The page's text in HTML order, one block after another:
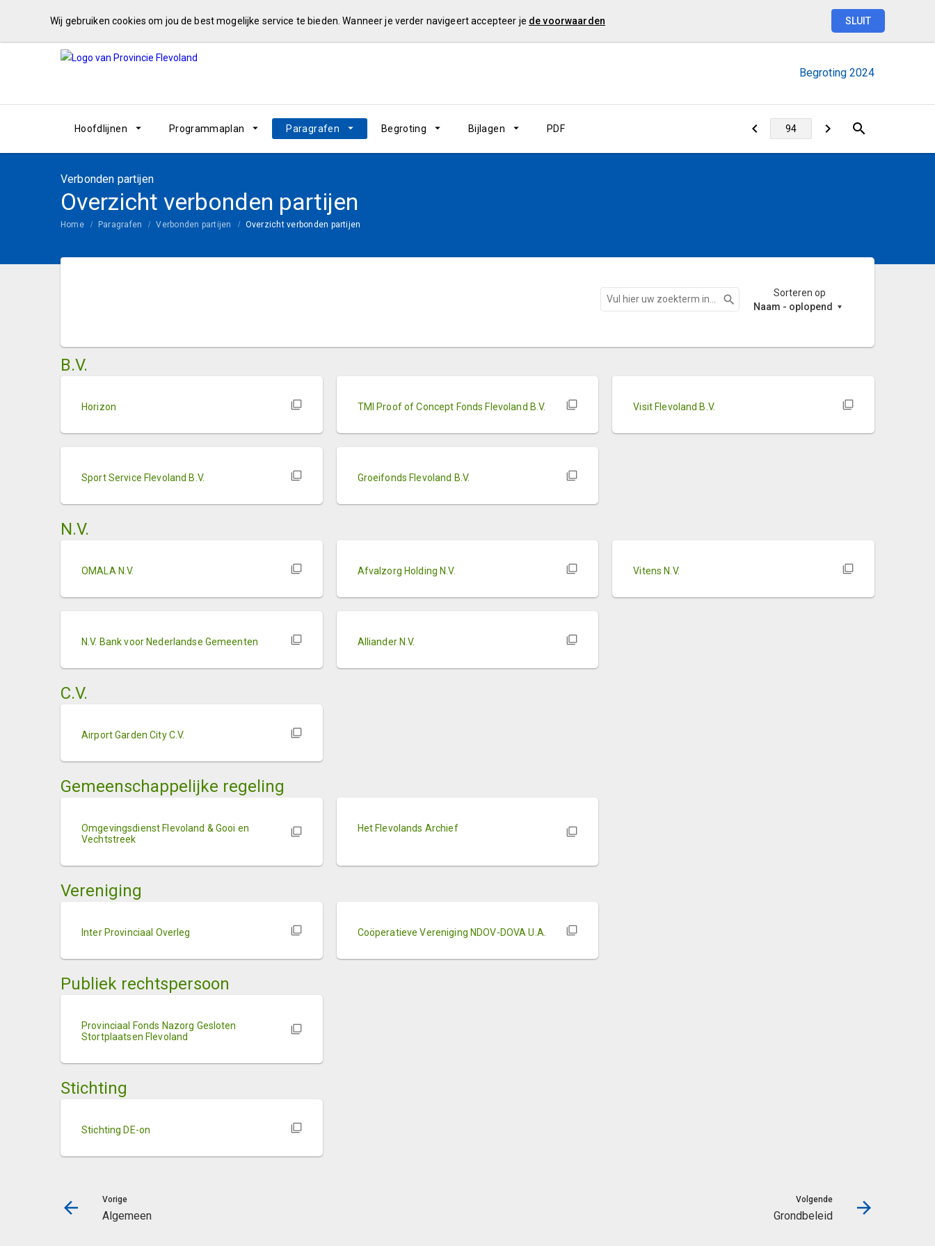
Wij gebruiken cookies om jou de best mogelijke service te bieden. Wanneer je verder navigeert accepteer je de voorwaarden SLUIT
Begroting 2024
Hoofdlijnen Programmaplan Paragrafen Begroting Bijlagen PDF
Verbonden partijen
Overzicht verbonden partijen
Home Paragrafen Verbonden partijen Overzicht verbonden partijen
Zoeken
Sorteren op
Naam - oplopend
B.V.
Horizon TMI Proof of Concept Fonds Flevoland B.V. Visit Flevoland B.V.
Sport Service Flevoland B.V. Groeifonds Flevoland B.V.
N.V.
OMALA N.V. Afvalzorg Holding N.V. Vitens N.V.
N.V. Bank voor Nederlandse Gemeenten Alliander N.V.
C.V.
Airport Garden City C.V.
Gemeenschappelijke regeling
Omgevingsdienst Flevoland & Gooi en
Vechtstreek
Het Flevolands Archief
Vereniging
Inter Provinciaal Overleg Coöperatieve Vereniging NDOV-DOVA U.A.
Publiek rechtspersoon
Provinciaal Fonds Nazorg Gesloten
Stortplaatsen Flevoland
Stichting
Stichting DE-on
Vorige
Algemeen
Volgende
Grondbeleid